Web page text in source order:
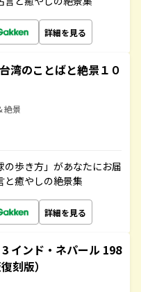
詳細を見る
湾のことばと絶景１０
絶景
歩き方」があなたにお届
と癒やしの絶景集
詳細を見る
インド・ネパール 198
刻版）